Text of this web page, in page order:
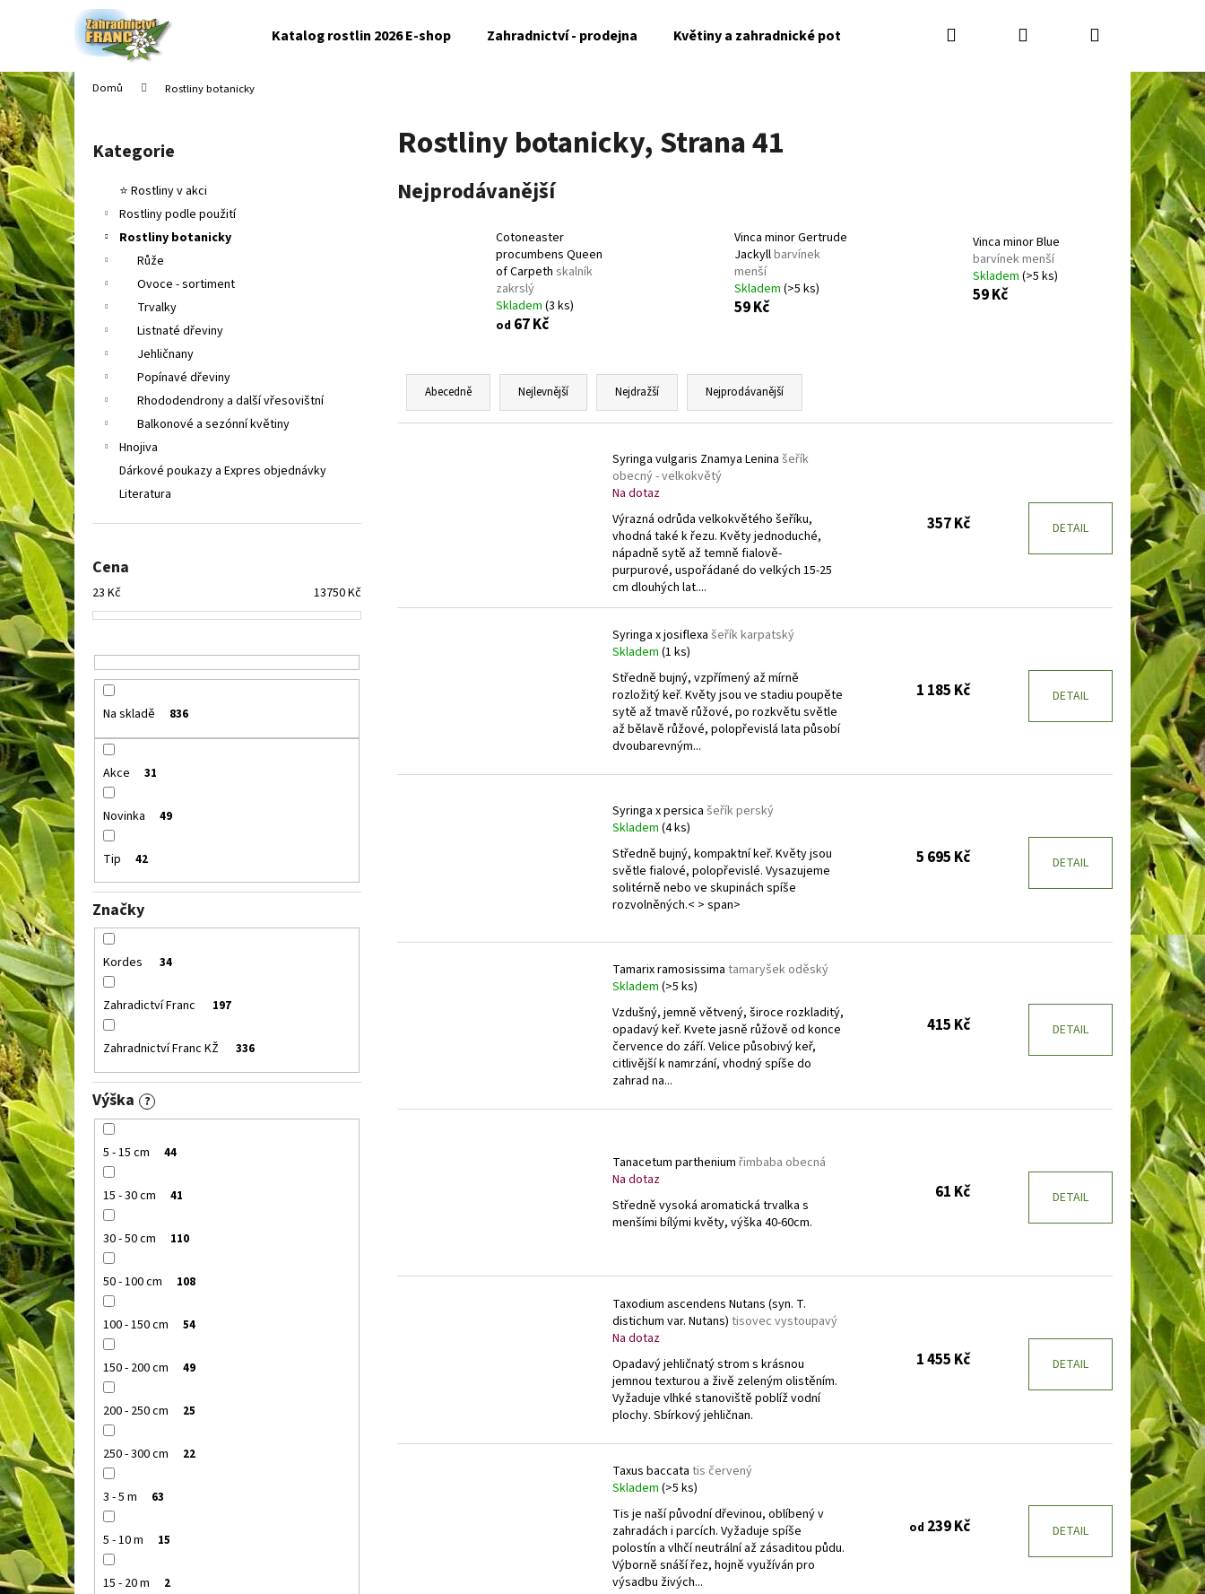
Katalog rostlin 2026 E-shop Zahradnictví - prodejna Květiny a zahradnické potřeby Kontakty Jak nakupovat
Hledat PřihlášeníNákupní
košík
Domů Rostliny botanicky
P
o
s
t
r
a
n
n
í
p
a
n
e
l
Přeskočit
kategorie
Kategorie
⭐ Rostliny v akci
Rostliny podle použití
Rostliny botanicky
Růže
Ovoce - sortiment
Trvalky
Listnaté dřeviny
Jehličnany
Popínavé dřeviny
Rhododendrony a další vřesovištní
Balkonové a sezónní květiny
Hnojiva
Dárkové poukazy a Expres objednávky
Literatura
Cena
23 Kč 13750Kč
Na skladě 836
Akce 31
Novinka 49
Tip 42
Značky
Kordes 34
Zahradictví Franc 197
Zahradnictví Franc KŽ 336
Výška ?
5 - 15 cm 44
15 - 30 cm 41
30 - 50 cm 110
50 - 100 cm 108
100 - 150 cm 54
150 - 200 cm 49
200 - 250 cm 25
250 - 300 cm 22
3 - 5 m 63
5 - 10 m 15
15 - 20 m 2
Rostliny botanicky, Strana 41
Nejprodávanější
Cotoneaster
procumbens Queen
of Carpeth skalník
zakrslý
Skladem (3 ks)
od 67 Kč
Vinca minor Gertrude
Jackyllbarvínek
menší
Skladem (>5 ks)
59 Kč
Vinca minor Blue
barvínek menší
Skladem (>5 ks)
59 Kč
Ř
z
u
Abecedně Nejlevnější Nejdražší Nejprodávanější
o
Syringa vulgaris Znamya Lenina šeřík
obecný - velkokvětý
Na dotaz
Výrazná odrůda velkokvětého šeříku,
vhodná také k řezu. Květy jednoduché,
nápadně sytě až temně fialově-
purpurové, uspořádané do velkých 15-25
cm dlouhých lat....
357 Kč DETAIL
Syringa x josiflexa šeřík karpatský
Skladem (1 ks)
Středně bujný, vzpřímený až mírně
rozložitý keř. Květy jsou ve stadiu poupěte
sytě až tmavě růžové, po rozkvětu světle
až bělavě růžové, polopřevislá lata působí
dvoubarevným...
1 185 Kč DETAIL
Syringa x persica šeřík perský
Skladem (4 ks)
Středně bujný, kompaktní keř. Květy jsou
světle fialové, polopřevislé. Vysazujeme
solitérně nebo ve skupinách spíše
rozvolněných.< > span>
5 695 Kč DETAIL
Tamarix ramosissima tamaryšek oděský
Skladem (>5 ks)
Vzdušný, jemně větvený, široce rozkladitý,
opadavý keř. Kvete jasně růžově od konce
července do září. Velice působivý keř,
citlivější k namrzání, vhodný spíše do
zahrad na...
415 Kč DETAIL
Tanacetum parthenium řimbaba obecná
Na dotaz
Středně vysoká aromatická trvalka s
menšími bílými květy, výška 40-60cm.
61 Kč DETAIL
Taxodium ascendens Nutans (syn. T.
distichum var. Nutans) tisovec vystoupavý
Na dotaz
Opadavý jehličnatý strom s krásnou
jemnou texturou a živě zeleným olistěním.
Vyžaduje vlhké stanoviště poblíž vodní
plochy. Sbírkový jehličnan.
1 455 Kč DETAIL
Taxus baccata tis červený
Skladem (>5 ks)
Tis je naší původní dřevinou, oblíbený v
zahradách i parcích. Vyžaduje spíše
polostín a vlhčí neutrální až zásaditou půdu.
Výborně snáší řez, hojně využíván pro
výsadbu živých...
od 239 Kč DETAIL
í
k
Zpět
do
obchodu
Zpět
do
obchodu
Doporučujeme
COTONEASTER PROCUMBENS QUEEN OF
CARPETHSKALNÍK ZAKRSLÝ
67 Kč
VINCA MINOR GERTRUDE JACKYLL BARVÍNEK
MENŠÍ
VINCA MINOR BLUE
59 Kč